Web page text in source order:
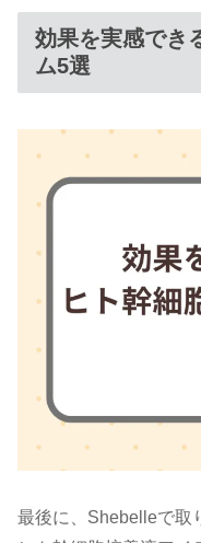
効果を実感でき
ム5選
最後に、Shebelleで取